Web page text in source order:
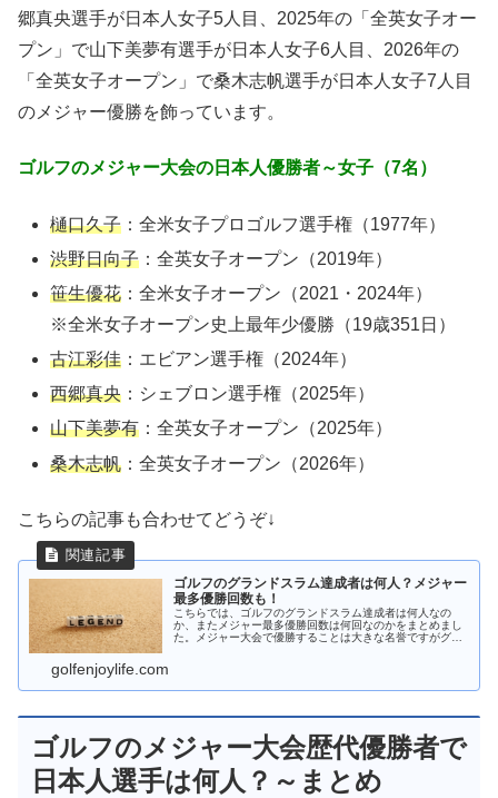
郷真央選手が日本人女子5人目、2025年の「全英女子オー
プン」で山下美夢有選手が日本人女子6人目、2026年の
「全英女子オープン」で桑木志帆選手が日本人女子7人目
のメジャー優勝を飾っています。
ゴルフのメジャー大会の日本人優勝者～女子（7名）
樋口久子 ：全米女子プロゴルフ選手権（1977年）
渋野日向子 ：全英女子オープン（2019年）
笹生優花 ：全米女子オープン（2021・2024年）
※全米女子オープン史上最年少優勝（19歳351日）
古江彩佳 ：エビアン選手権（2024年）
西郷真央 ：シェブロン選手権（2025年）
山下美夢有 ：全英女子オープン（2025年）
桑木志帆 ：全英女子オープン（2026年）
こちらの記事も合わせてどうぞ↓
ゴルフのグランドスラム達成者は何人？メジャー
最多優勝回数も！
こちらでは、ゴルフのグランドスラム達成者は何人なの
か、またメジャー最多優勝回数は何回なのかをまとめまし
た。メジャー大会で優勝することは大きな名誉ですがグラ
golfenjoylife.com
ゴルフのメジャー大会歴代優勝者で
日本人選手は何人？～まとめ